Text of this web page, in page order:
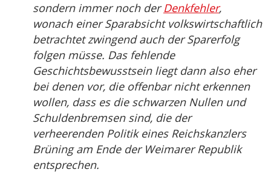
sondern immer noch derDenkfehler,
wonach einer Sparabsicht volkswirtschaftlich
betrachtet zwingend auch der Sparerfolg
folgen müsse. Das fehlende
Geschichtsbewusstsein liegt dann also eher
bei denen vor, die offenbar nicht erkennen
wollen, dass es die schwarzen Nullen und
Schuldenbremsen sind, die der
verheerenden Politik eines Reichskanzlers
Brüning am Ende der Weimarer Republik
entsprechen.